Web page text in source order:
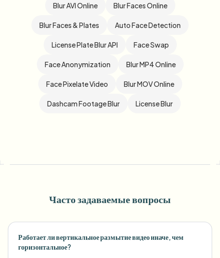
Blur AVI Online Blur Faces Online
Blur Faces & Plates Auto Face Detection
License Plate Blur API Face Swap
Face Anonymization Blur MP4 Online
Face Pixelate Video Blur MOV Online
Dashcam Footage Blur License Blur
Часто задаваемые вопросы
Работает ли вертикальное размытие видео иначе, чем
горизонтальное?